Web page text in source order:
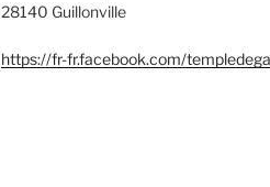
28140 Guillonville
https://fr-fr.facebook.com/